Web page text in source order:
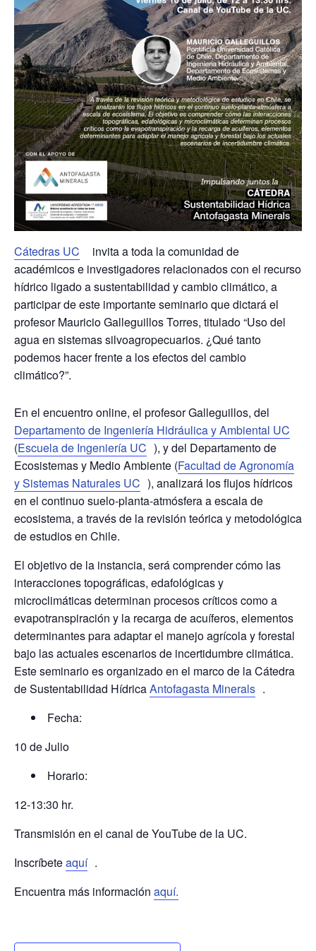
Cátedras UC
invita a toda la comunidad de
académicos e investigadores relacionados con el recurso
hídrico ligado a sustentabilidad y cambio climático, a
participar de este importante seminario que dictará el
profesorMauricio Galleguillos Torres, titulado “Uso del
agua en sistemas silvoagropecuarios. ¿Qué tanto
podemos hacer frente a los efectos del cambio
climático?”.
En el encuentro online, el profesor Galleguillos, del
Departamento de Ingeniería Hidráulica y Ambiental UC
(Escuela de Ingeniería UC ), y del Departamento de
Ecosistemas y Medio Ambiente (Facultad de Agronomía
y Sistemas Naturales UC ), analizará los flujos hídricos
en el continuo suelo-planta-atmósfera a escala de
ecosistema, a través de la revisión teórica y metodológica
de estudios en Chile.
El objetivo de la instancia, será comprender cómo las
interacciones topográficas, edafológicas y
microclimáticas determinan procesos críticos como a
evapotranspiración y la recarga de acuíferos, elementos
determinantes para adaptar el manejo agrícola y forestal
bajo las actuales escenarios de incertidumbre climática.
Este seminario es organizado en el marco de la Cátedra
de Sustentabilidad HídricaAntofagasta Minerals .
Fecha:
10 de Julio
Horario:
12-13:30 hr.
Transmisión en el canal de YouTube de la UC.
Inscríbeteaquí .
Encuentra más información aquí.